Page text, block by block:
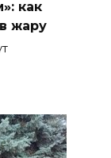
как
жару